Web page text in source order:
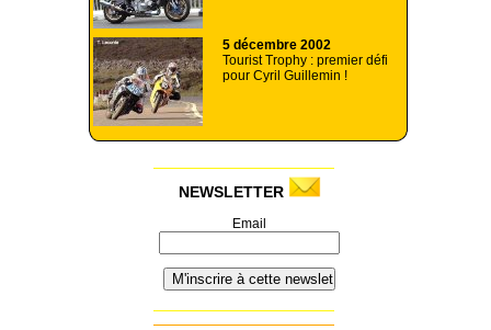
5 décembre 2002
Tourist Trophy : premier défi
pour Cyril Guillemin !
NEWSLETTER
Email